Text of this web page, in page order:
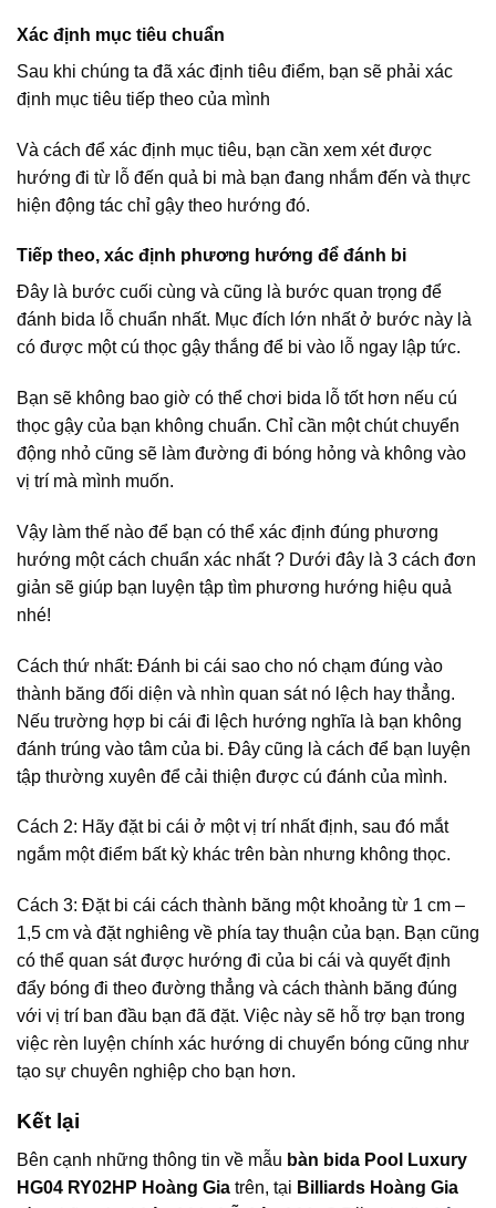
Xác định mục tiêu chuẩn
Sau khi chúng ta đã xác định tiêu điểm, bạn sẽ phải xác
định mục tiêu tiếp theo của mình
Và cách để xác định mục tiêu, bạn cần xem xét được
hướng đi từ lỗ đến quả bi mà bạn đang nhắm đến và thực
hiện động tác chỉ gậy theo hướng đó.
Tiếp theo, xác định phương hướng để đánh bi
Đây là bước cuối cùng và cũng là bước quan trọng để
đánh bida lỗ chuẩn nhất. Mục đích lớn nhất ở bước này là
có được một cú thọc gậy thắng để bi vào lỗ ngay lập tức.
Bạn sẽ không bao giờ có thể chơi bida lỗ tốt hơn nếu cú
thọc gậy của bạn không chuẩn. Chỉ cần một chút chuyển
động nhỏ cũng sẽ làm đường đi bóng hỏng và không vào
vị trí mà mình muốn.
Vậy làm thế nào để bạn có thể xác định đúng phương
hướng một cách chuẩn xác nhất ? Dưới đây là 3 cách đơn
giản sẽ giúp bạn luyện tập tìm phương hướng hiệu quả
nhé!
Cách thứ nhất: Đánh bi cái sao cho nó chạm đúng vào
thành băng đối diện và nhìn quan sát nó lệch hay thẳng.
Nếu trường hợp bi cái đi lệch hướng nghĩa là bạn không
đánh trúng vào tâm của bi. Đây cũng là cách để bạn luyện
tập thường xuyên để cải thiện được cú đánh của mình.
Cách 2: Hãy đặt bi cái ở một vị trí nhất định, sau đó mắt
ngắm một điểm bất kỳ khác trên bàn nhưng không thọc.
Cách 3: Đặt bi cái cách thành băng một khoảng từ 1 cm –
1,5 cm và đặt nghiêng về phía tay thuận của bạn. Bạn cũng
có thể quan sát được hướng đi của bi cái và quyết định
đẩy bóng đi theo đường thẳng và cách thành băng đúng
với vị trí ban đầu bạn đã đặt. Việc này sẽ hỗ trợ bạn trong
việc rèn luyện chính xác hướng di chuyển bóng cũng như
tạo sự chuyên nghiệp cho bạn hơn.
Kết lại
Bên cạnh những thông tin về mẫu bàn bida Pool Luxury
HG04 RY02HP Hoàng Gia trên, tại Billiards Hoàng Gia